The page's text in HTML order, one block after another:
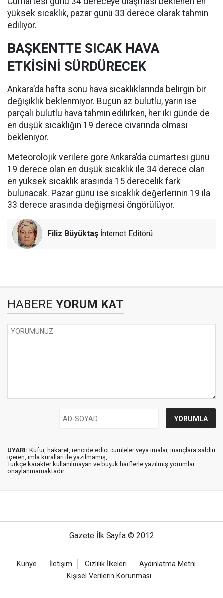
yüksek sıcaklık, pazar günü 33 derece olarak tahmin
ediliyor.
BAŞKENTTE SICAK HAVA
ETKİSİNİ SÜRDÜRECEK
Ankara’da hafta sonu hava sıcaklıklarında belirgin bir
değişiklik beklenmiyor. Bugün az bulutlu, yarın ise
parçalı bulutlu hava tahmin edilirken, her iki günde de
en düşük sıcaklığın 19 derece civarında olması
bekleniyor.
Meteorolojik verilere göre Ankara’da cumartesi günü
19 derece olan en düşük sıcaklık ile 34 derece olan
en yüksek sıcaklık arasında 15 derecelik fark
bulunacak. Pazar günü ise sıcaklık değerlerinin 19 ila
33 derece arasında değişmesi öngörülüyor.
Filiz Büyüktaş İnternet Editörü
HABERE YORUM KAT
UYARI: Küfür, hakaret, rencide edici cümleler veya imalar, inançlara saldırı
içeren, imla kuralları ile yazılmamış,
Türkçe karakter kullanılmayan ve büyük harflerle yazılmış yorumlar
onaylanmamaktadır.
Gazete İlk Sayfa © 2012
Künye İletişim Gizlilik İlkeleri
Aydınlatma Metni
Kişisel Verilerin Korunması